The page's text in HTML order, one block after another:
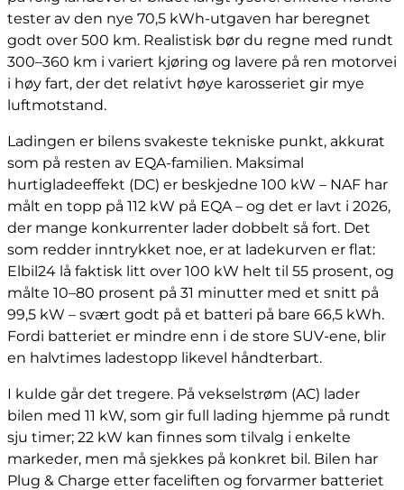
tester av den nye 70,5 kWh-utgaven har beregnet
godt over 500 km. Realistisk bør du regne med rundt
300–360 km i variert kjøring og lavere på ren motorvei
i høy fart, der det relativt høye karosseriet gir mye
luftmotstand.
Ladingen er bilens svakeste tekniske punkt, akkurat
som på resten av EQA-familien. Maksimal
hurtigladeeffekt (DC) er beskjedne 100 kW – NAF har
målt en topp på 112 kW på EQA – og det er lavt i 2026,
der mange konkurrenter lader dobbelt så fort. Det
som redder inntrykket noe, er at ladekurven er flat:
Elbil24 lå faktisk litt over 100 kW helt til 55 prosent, og
målte 10–80 prosent på 31 minutter med et snitt på
99,5 kW – svært godt på et batteri på bare 66,5 kWh.
Fordi batteriet er mindre enn i de store SUV-ene, blir
en halvtimes ladestopp likevel håndterbart.
I kulde går det tregere. På vekselstrøm (AC) lader
bilen med 11 kW, som gir full lading hjemme på rundt
sju timer; 22 kW kan finnes som tilvalg i enkelte
markeder, men må sjekkes på konkret bil. Bilen har
Plug & Charge etter faceliften og forvarmer batteriet